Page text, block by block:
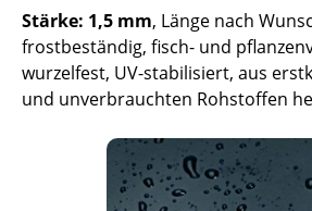
Stärke: 1,5 mm, Länge nach
frostbeständig, fisch- und
wurzelfest, UV-stabilisiert, aus
und unverbrauchten Rohstoffen